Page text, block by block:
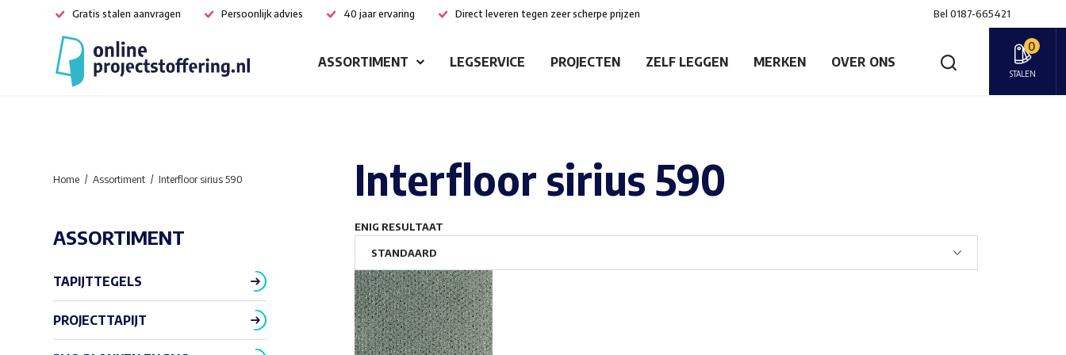
Gratis stalen aanvragen Persoonlijk advies 40 jaar ervaring Direct leveren tegen zeer scherpe prijzen Bel 0187-665421
ASSORTIMENT LEGSERVICE PROJECTEN ZELF LEGGEN MERKEN OVER ONS
0
STALEN
Interfloor sirius 590
ENIG RESULTAAT
Home Assortiment Interfloor sirius 590
ASSORTIMENT
TAPIJTTEGELS
PROJECTTAPIJT